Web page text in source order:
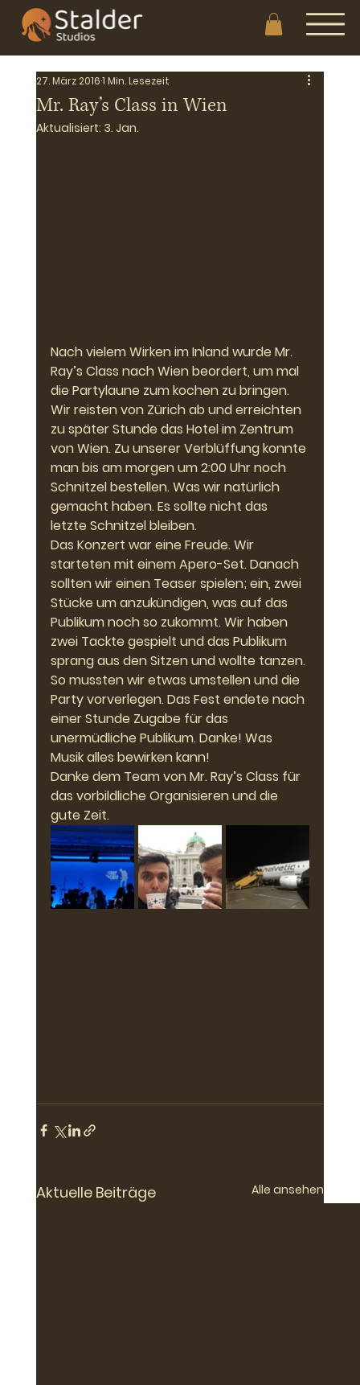
Mr. Ray’s Class in Wien
27. März 20161 Min. Lesezeit
Aktualisiert: 3. Jan.
Nach vielem Wirken im Inland wurde Mr.
Ray’s Class nach Wien beordert, um mal
die Partylaune zum kochen zu bringen.
Wir reisten von Zürich ab und erreichten
zu später Stunde das Hotel im Zentrum
von Wien. Zu unserer Verblüffung konnte
man bis am morgen um 2:00 Uhr noch
Schnitzel bestellen. Was wir natürlich
gemacht haben. Es sollte nicht das
letzte Schnitzel bleiben.
Das Konzert war eine Freude. Wir
starteten mit einem Apero-Set. Danach
sollten wir einen Teaser spielen; ein, zwei
Stücke um anzukündigen, was auf das
Publikum noch so zukommt. Wir haben
zwei Tackte gespielt und das Publikum
sprang aus den Sitzen und wollte tanzen.
So mussten wir etwas umstellen und die
Party vorverlegen. Das Fest endete nach
einer Stunde Zugabe für das
unermüdliche Publikum. Danke! Was
Musik alles bewirken kann!
Danke dem Team von Mr. Ray’s Class für
das vorbildliche Organisieren und die
gute Zeit.
Aktuelle Beiträge Alle ansehen